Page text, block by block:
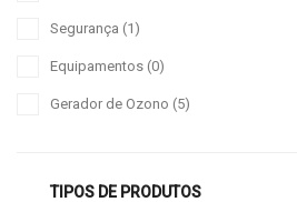
Segurança (1)
Equipamentos (0)
Gerador de Ozono (5)
TIPOS DE PRODUTOS